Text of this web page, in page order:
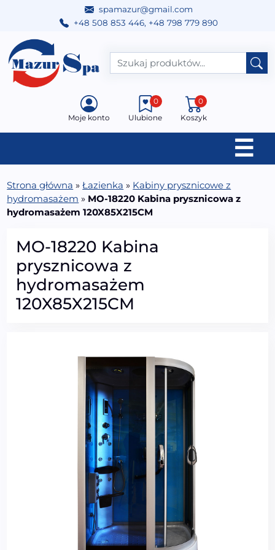
spamazur@gmail.com
+48 508 853 446, +48 798 779 890
Przejdź do treści
Main Navigation
Moje konto Ulubione
0
Koszyk
0
☰
Strona główna »Łazienka » Kabiny prysznicowe z
hydromasażem » MO-18220 Kabina prysznicowa z
hydromasażem 120X85X215CM
MO-18220 Kabina
prysznicowa z
hydromasażem
120X85X215CM